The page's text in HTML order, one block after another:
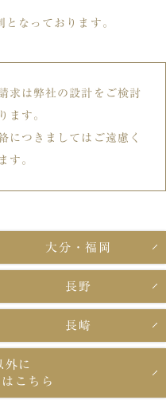
なっております。
求は弊社の設計をご検討
ます。
につきましてはご遠慮く
す。
大分・福岡
長野
長崎
外に
こちら